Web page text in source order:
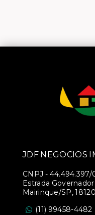
JDF NEGOCIOS
CNPJ - 44.494.397/
Estrada
Mairinque/SP,
(11) 99458-4482